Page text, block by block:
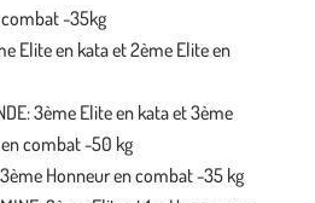
-35kg
Elite en kata et 2ème Elite en
3ème Elite en kata et 3ème
en combat -50 kg
3ème Honneur en combat -35 kg